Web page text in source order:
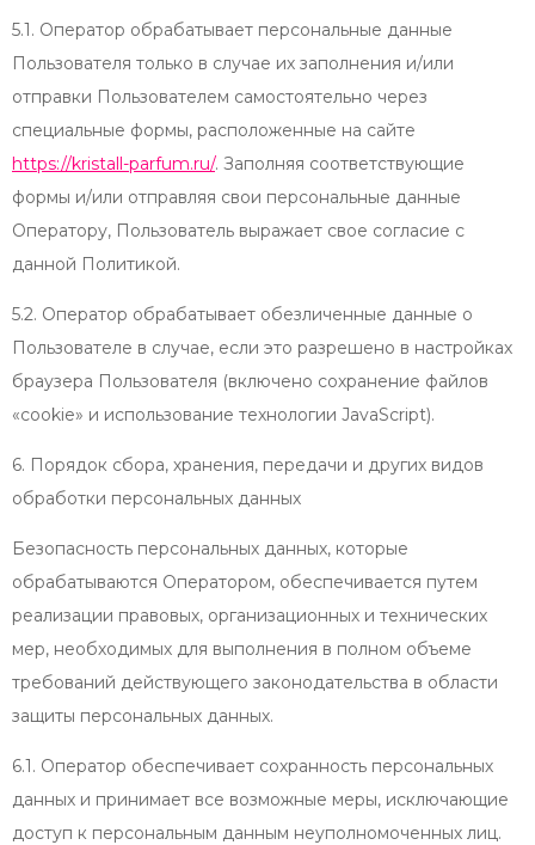
5.1. Оператор обрабатывает персональные данные
Пользователя только в случае их заполнения и/или
отправки Пользователем самостоятельно через
специальные формы, расположенные на сайте
https://kristall-parfum.ru/. Заполняя соответствующие
формы и/или отправляя свои персональные данные
Оператору, Пользователь выражает свое согласие с
данной Политикой.
5.2. Оператор обрабатывает обезличенные данные о
Пользователе в случае, если это разрешено в настройках
браузера Пользователя (включено сохранение файлов
«cookie» и использование технологии JavaScript).
6. Порядок сбора, хранения, передачи и других видов
обработки персональных данных
Безопасность персональных данных, которые
обрабатываются Оператором, обеспечивается путем
реализации правовых, организационных и технических
мер, необходимых для выполнения в полном объеме
требований действующего законодательства в области
защиты персональных данных.
6.1. Оператор обеспечивает сохранность персональных
данных и принимает все возможные меры, исключающие
доступ к персональным данным неуполномоченных лиц.